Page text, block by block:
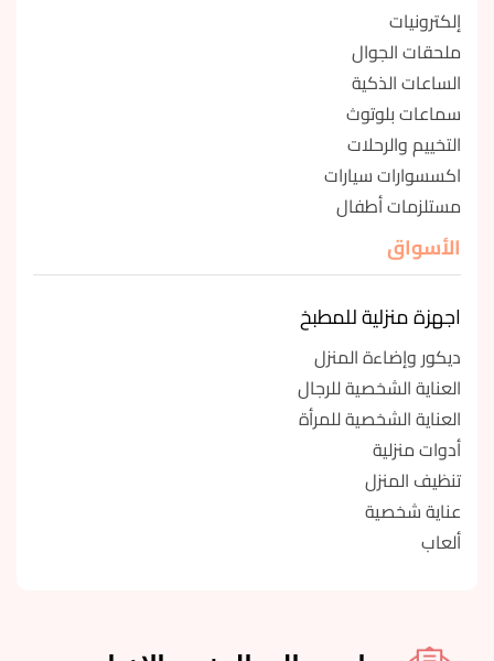
إلكترونيات
ملحقات الجوال
الساعات الذكية
سماعات بلوتوث
التخييم والرحلات
اكسسوارات سيارات
مستلزمات أطفال
الأسواق
اجهزة منزلية للمطبخ
ديكور وإضاءة المنزل
العناية الشخصية للرجال
العناية الشخصية للمرأة
أدوات منزلية
تنظيف المنزل
عناية شخصية
ألعاب